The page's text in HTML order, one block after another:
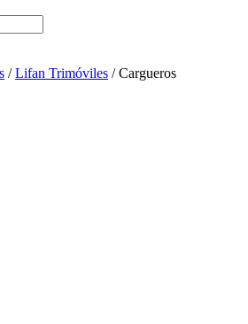
/Lifan Trimóviles / Cargueros